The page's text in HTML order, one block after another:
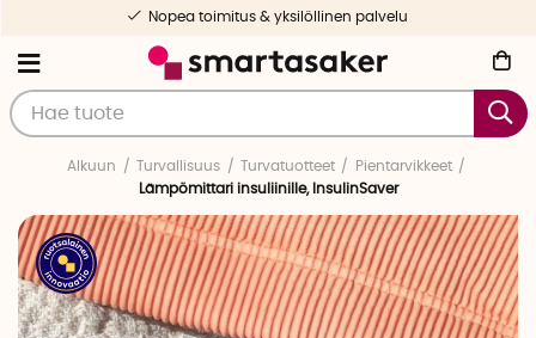
Nopea toimitus & yksilöllinen palvelu
Alkuun Turvallisuus Turvatuotteet
Pientarvikkeet
Lämpömittari insuliinille, InsulinSaver